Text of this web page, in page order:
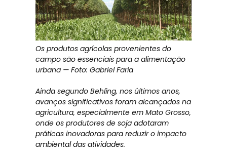
Os produtos agrícolas provenientes do
campo são essenciais para a alimentação
urbana — Foto: Gabriel Faria
Ainda segundo Behling, nos últimos anos,
avanços significativos foram alcançados na
agricultura, especialmente em Mato Grosso,
onde os produtores de soja adotaram
práticas inovadoras para reduzir o impacto
ambiental das atividades.